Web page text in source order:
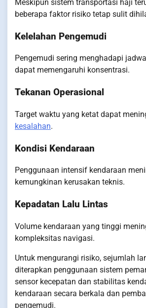
Meskipun sistem transportasi haji
beberapa faktor risiko tetap sulit
Kelelahan Pengemudi
Pengemudi sering menghadapi
dapat memengaruhi konsentrasi.
Tekanan Operasional
Target waktu yang ketat dapat
kesalahan.
Kondisi Kendaraan
Penggunaan intensif kendaraan
kemungkinan kerusakan teknis.
Kepadatan Lalu Lintas
Volume kendaraan yang tinggi
kompleksitas navigasi.
Untuk mengurangi risiko, sejumlah
diterapkan penggunaan sistem
sensor kecepatan dan stabilitas
kendaraan secara berkala dan
pengemudi.